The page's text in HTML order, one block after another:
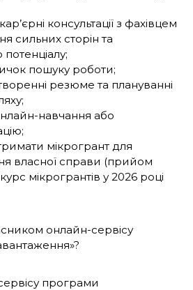
консультації з фахівцем
сильних сторін та
пошуку роботи;
резюме та плануванні
навчання або
мікрогрант для
власної справи (прийом
мікрогрантів у 2026 році
онлайн-сервісу
програми